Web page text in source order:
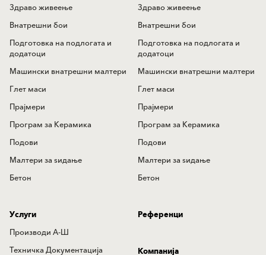
Здраво живеење
Внатрешни бои
Подготовка на подлогата и
додатоци
Машински внатрешни малтери
Глет маси
Прајмери
Програм за Керамика
Подови
Mалтери за ѕидањe
Бетон
Здраво живеење
Внатрешни бои
Подготовка на подлогата и
додатоци
Машински внатрешни малтери
Глет маси
Прајмери
Програм за Керамика
Подови
Mалтери за ѕидањe
Бетон
Услуги
Производи А-Ш
Техничка Документација
Референци
Компанија